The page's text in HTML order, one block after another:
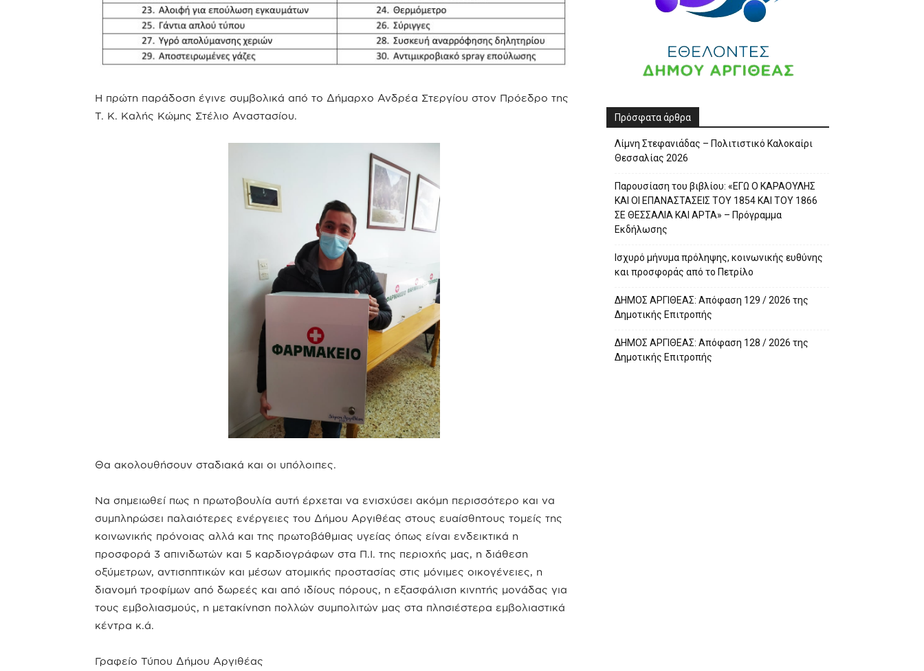
Η πρώτη παράδοση έγινε συμβολικά από το Δήμαρχο Ανδρέα Στεργίου στον Πρόεδρο της
Τ. Κ. Καλής Κώμης Στέλιο Αναστασίου.
Θα ακολουθήσουν σταδιακά και οι υπόλοιπες.
Να σημειωθεί πως η πρωτοβουλία αυτή έρχεται να ενισχύσει ακόμη περισσότερο και να
συμπληρώσει παλαιότερες ενέργειες του Δήμου Αργιθέας στους ευαίσθητους τομείς της
κοινωνικής πρόνοιας αλλά και της πρωτοβάθμιας υγείας όπως είναι ενδεικτικά η
προσφορά 3 απινιδωτών και 5 καρδιογράφων στα Π.Ι. της περιοχής μας, η διάθεση
οξύμετρων, αντισηπτικών και μέσων ατομικής προστασίας στις μόνιμες οικογένειες, η
διανομή τροφίμων από δωρεές και από ιδίους πόρους, η εξασφάλιση κινητής μονάδας για
τους εμβολιασμούς, η μετακίνηση πολλών συμπολιτών μας στα πλησιέστερα εμβολιαστικά
κέντρα κ.ά.
Γραφείο Τύπου Δήμου Αργιθέας
Πρόσφατα άρθρα
Λίμνη Στεφανιάδας – Πολιτιστικό Καλοκαίρι
Θεσσαλίας 2026
Παρουσίαση του βιβλίου: «ΕΓΩ Ο ΚΑΡΑΟΥΛΗΣ
ΚΑΙ ΟΙ ΕΠΑΝΑΣΤΑΣΕΙΣ ΤΟΥ 1854 ΚΑΙ ΤΟΥ 1866
ΣΕ ΘΕΣΣΑΛΙΑ ΚΑΙ ΑΡΤΑ» – Πρόγραμμα
Εκδήλωσης
Ισχυρό μήνυμα πρόληψης, κοινωνικής ευθύνης
και προσφοράς από το Πετρίλο
ΔΗΜΟΣ ΑΡΓΙΘΕΑΣ: Απόφαση 129 / 2026 της
Δημοτικής Επιτροπής
ΔΗΜΟΣ ΑΡΓΙΘΕΑΣ: Απόφαση 128 / 2026 της
Δημοτικής Επιτροπής